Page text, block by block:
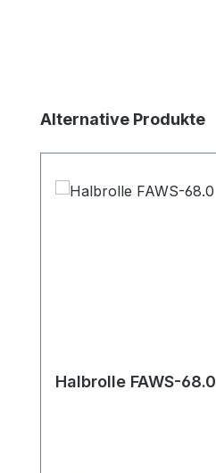
Produktgalerie überspringen
Alternative Produkte
Halbrolle FAWS-68.0